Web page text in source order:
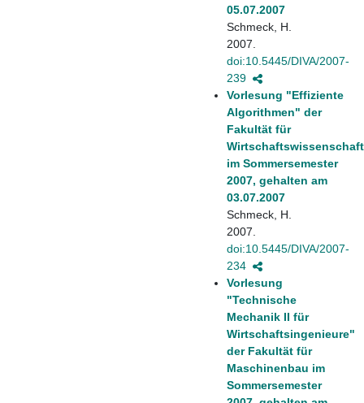
05.07.2007
Schmeck, H.
2007.
doi:10.5445/DIVA/2007-
239
Vorlesung "Effiziente
Algorithmen" der
Fakultät für
im Sommersemester
2007, gehalten am
03.07.2007
Schmeck, H.
2007.
doi:10.5445/DIVA/2007-
234
Vorlesung
"Technische
Mechanik II für
Wirtschaftsingenieure"
der Fakultät für
Maschinenbau im
Sommersemester